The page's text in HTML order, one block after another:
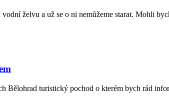
želvu a už se o ni nemůžeme starat. Mohli
Bělohrad turistický pochod o kterém bych rád